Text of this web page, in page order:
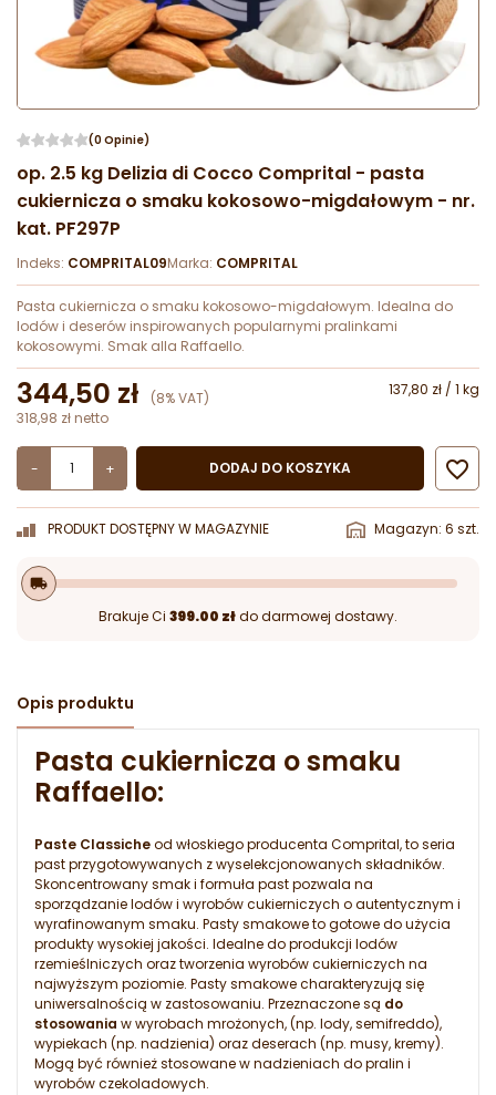
(0 Opinie)
op. 2.5 kg Delizia di Cocco Comprital - pasta
cukiernicza o smaku kokosowo-migdałowym - nr.
kat. PF297P
Indeks: COMPRITAL09Marka: COMPRITAL
Pasta cukiernicza o smaku kokosowo-migdałowym. Idealna do
lodów i deserów inspirowanych popularnymi pralinkami
kokosowymi. Smak alla Raffaello.
344,50 zł (8% VAT)
137,80 zł / 1 kg
318,98 zł netto
- + DODAJ DO KOSZYKA 
PRODUKT DOSTĘPNY W MAGAZYNIE Magazyn: 6 szt.
local_shipping
Brakuje Ci 399.00 złdo darmowej dostawy.
Opis produktu
Pasta cukiernicza o smaku
Raffaello:
Paste Classicheod włoskiego producenta Comprital, to seria
past przygotowywanych z wyselekcjonowanych składników.
Skoncentrowany smak i formuła past pozwala na
sporządzanie lodów i wyrobów cukierniczych o autentycznym i
wyrafinowanym smaku. Pasty smakowe to gotowe do użycia
produkty wysokiej jakości. Idealne do produkcji lodów
rzemieślniczych oraz tworzenia wyrobów cukierniczych na
najwyższym poziomie. Pasty smakowe charakteryzują się
uniwersalnością w zastosowaniu. Przeznaczone są do
stosowania w wyrobach mrożonych, (np. lody, semifreddo),
wypiekach (np. nadzienia) oraz deserach (np. musy, kremy).
Mogą być również stosowane w nadzieniach do pralin i
wyrobów czekoladowych.